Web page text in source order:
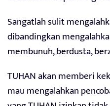
Sangatlah sulit
dibandingkan
membunuh, berdusta,
TUHAN akan memberi
mau mengalahkan